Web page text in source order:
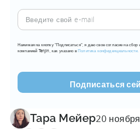
Введите
свой
mail
Нажимая на кнопку "Подписаться", я даю свое согласие на
компанией Tenjin, как указано вПолитика конфиденциальности.
Тара Мейер20